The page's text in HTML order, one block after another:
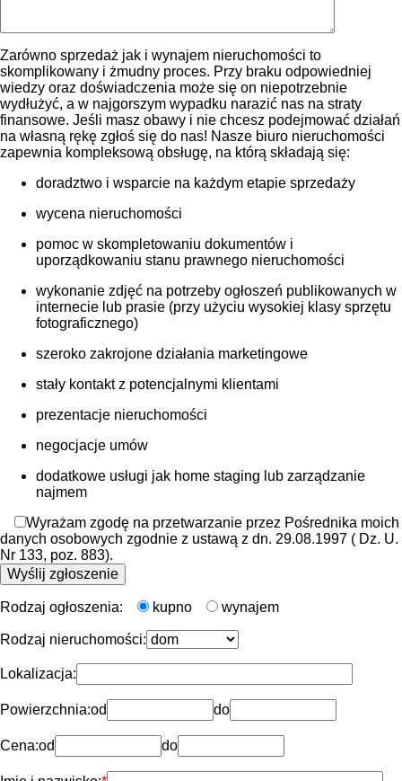
Zarówno sprzedaż jak i wynajem nieruchomości to
skomplikowany i żmudny proces. Przy braku odpowiedniej
wiedzy oraz doświadczenia może się on niepotrzebnie
wydłużyć, a w najgorszym wypadku narazić nas na straty
finansowe. Jeśli masz obawy i nie chcesz podejmować działań
na własną rękę zgłoś się do nas! Nasze biuro nieruchomości
zapewnia kompleksową obsługę, na którą składają się:
doradztwo i wsparcie na każdym etapie sprzedaży
wycena nieruchomości
pomoc w skompletowaniu dokumentów i
uporządkowaniu stanu prawnego nieruchomości
wykonanie zdjęć na potrzeby ogłoszeń publikowanych w
internecie lub prasie (przy użyciu wysokiej klasy sprzętu
fotograficznego)
szeroko zakrojone działania marketingowe
stały kontakt z potencjalnymi klientami
prezentacje nieruchomości
negocjacje umów
dodatkowe usługi jak home staging lub zarządzanie
najmem
Wyrażam zgodę na przetwarzanie przez Pośrednika moich
danych osobowych zgodnie z ustawą z dn. 29.08.1997 ( Dz. U.
Nr 133, poz. 883).
Rodzaj ogłoszenia: kupno wynajem
Rodzaj nieruchomości:
Lokalizacja:
Powierzchnia:od do
Cena:od do